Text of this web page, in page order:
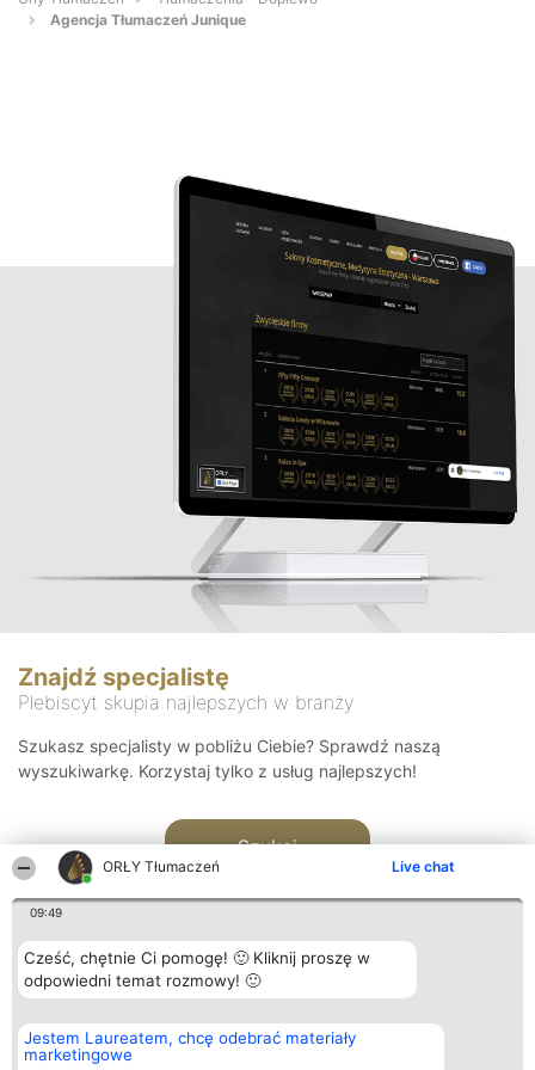
ORŁY Tłumaczeń Live chat
09:49
Cześć, chętnie Ci pomogę! 🙂 Kliknij proszę w
odpowiedni temat rozmowy! 🙂
Jestem Laureatem, chcę odebrać materiały
marketingowe
Agencja Tłumaczeń Junique
Znajdź specjalistę
Plebiscyt skupia najlepszych w branży
Szukasz specjalisty w pobliżu Ciebie? Sprawdź naszą
wyszukiwarkę. Korzystaj tylko z usług najlepszych!
Szukaj
Organizator plebiscytu
Bright Side Solutions sp. z o.
o. sp. k.
Plebiscyt
Laureaci
Kontakt
Kontakt